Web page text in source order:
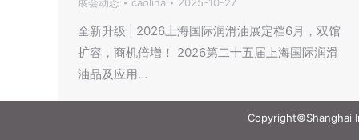
全新升级 | 2026上海国际润滑油展定档6月，双馆
扩容，商机倍增！ 2026第二十五届上海国际润滑
油品及应用…
Copyright©Shanghai